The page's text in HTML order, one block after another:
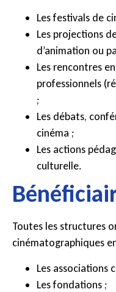
Les festivals de
Les projections
d’animation ou
Les rencontres
professionnels
;
Les débats,
cinéma ;
Les actions
culturelle.
Toutes les structures
cinématographiques
Les associations
Les fondations ;